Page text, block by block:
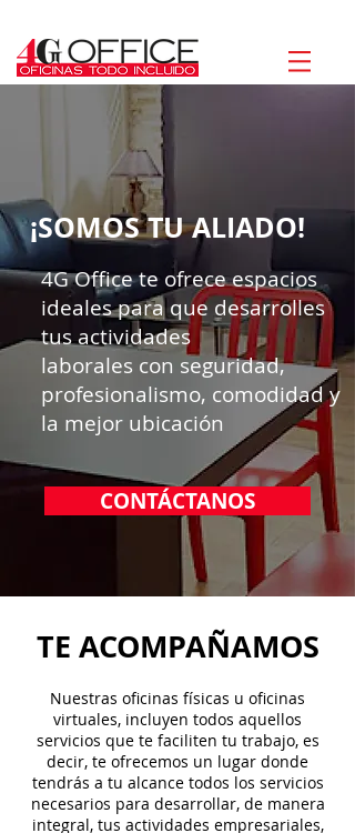
¡SOMOS TU ALIADO!
4G Office te ofrece espacios
ideales para que desarrolles
tus actividades
laborales con seguridad,
profesionalismo, comodidad y
la mejor ubicación
CONTÁCTANOS
TE ACOMPAÑAMOS
Nuestras oficinas físicas u oficinas
virtuales, incluyen todos aquellos
servicios que te faciliten tu trabajo, es
decir, te ofrecemos un lugar donde
tendrás a tu alcance todos los servicios
necesarios para desarrollar, de manera
integral, tus actividades empresariales,